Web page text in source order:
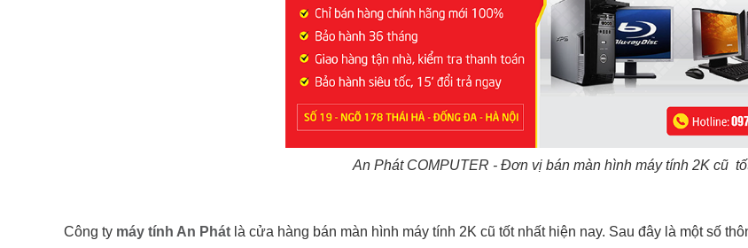
An Phát COMPUTER - Đơn vị bán màn hình máy tính 2K cũ
Công ty máy tính An Phát là cửa hàng bán màn hình máy tính 2K cũ tốt nhất hiện nay. Sau đây là một số